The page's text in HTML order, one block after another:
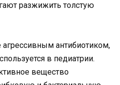
разжижить толстую
агрессивным антибиотиком,
в педиатрии.
вещество